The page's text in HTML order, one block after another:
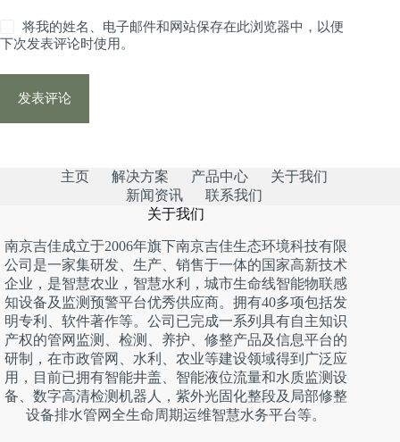
将我的姓名、电子邮件和网站保存在此浏览器中，以便
下次发表评论时使用。
发表评论
主页 解决方案 产品中心
关于我们
新闻资讯
联系我们
关于我们
南京吉佳成立于2006年旗下南京吉佳生态环境科技有限
公司是一家集研发、生产、销售于一体的国家高新技术
企业，是智慧农业，智慧水利，城市生命线智能物联感
知设备及监测预警平台优秀供应商。拥有40多项包括发
明专利、软件著作等。公司已完成一系列具有自主知识
产权的管网监测、检测、养护、修整产品及信息平台的
研制，在市政管网、水利、农业等建设领域得到广泛应
用，目前已拥有智能井盖、智能液位流量和水质监测设
备、数字高清检测机器人，紫外光固化整段及局部修整
设备排水管网全生命周期运维智慧水务平台等。